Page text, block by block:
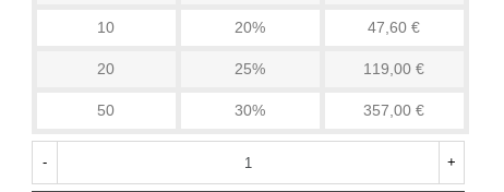
10 20% 47,60 €
20 25% 119,00 €
50 30% 357,00 €
- +